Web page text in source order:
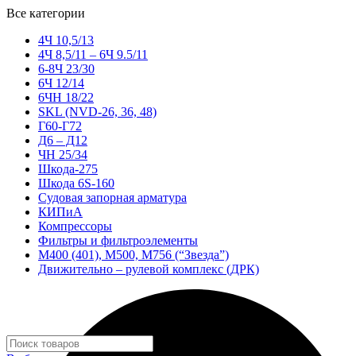
Все категории
4Ч 10,5/13
4Ч 8,5/11 – 6Ч 9.5/11
6-8Ч 23/30
6Ч 12/14
6ЧН 18/22
SKL (NVD-26, 36, 48)
Г60-Г72
Д6 – Д12
ЧН 25/34
Шкода-275
Шкода 6S-160
Судовая запорная арматура
КИПиА
Компрессоры
Фильтры и фильтроэлементы
М400 (401), М500, М756 (“Звезда”)
Движительно – рулевой комплекс (ДРК)